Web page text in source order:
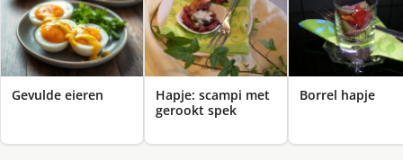
Gevulde eieren
Hapje: scampi met
gerookt spek
Borrel hapje